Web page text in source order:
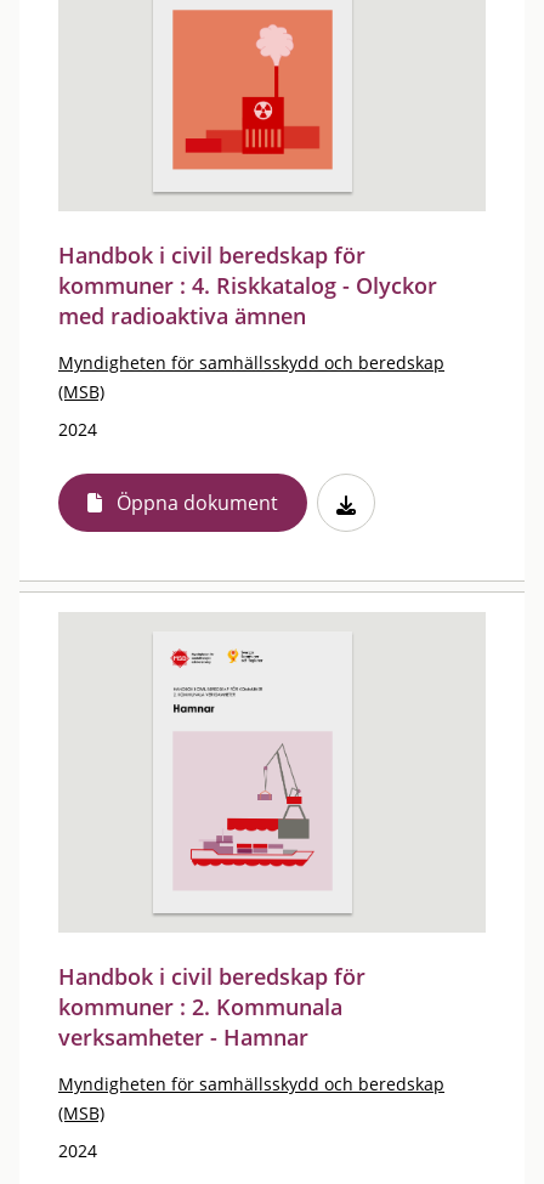
Handbok i civil beredskap för
kommuner : 4. Riskkatalog - Olyckor
med radioaktiva ämnen
Myndigheten för samhällsskydd och beredskap
(MSB)
2024
Öppna dokument
Handbok i civil beredskap för
kommuner : 2. Kommunala
verksamheter - Hamnar
Myndigheten för samhällsskydd och beredskap
(MSB)
2024